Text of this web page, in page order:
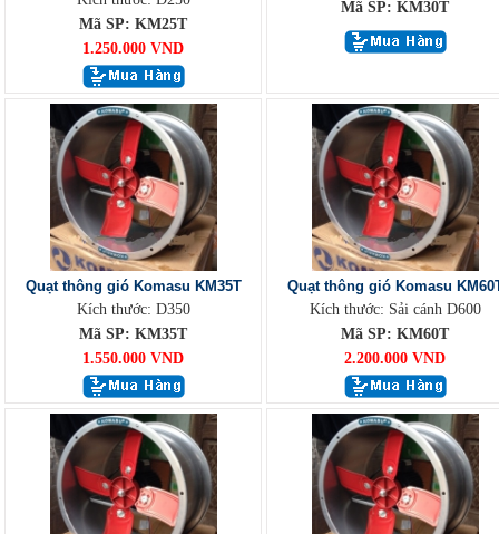
Mã SP: KM25T
1.250.000 VND
Mã SP: KM30T
Quạt thông gió Komasu KM35T
Kích thước: D350
Mã SP: KM35T
1.550.000 VND
Quạt thông gió Komasu
Kích thước: Sải cánh D600
Mã SP: KM60T
2.200.000 VND